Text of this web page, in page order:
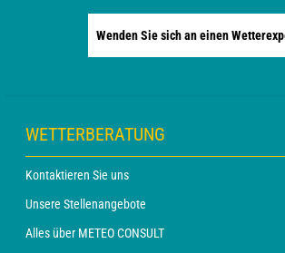
Wenden Sie sich an einen
WETTERBERATUNG
Kontaktieren Sie uns
Unsere Stellenangebote
Alles über METEO CONSULT